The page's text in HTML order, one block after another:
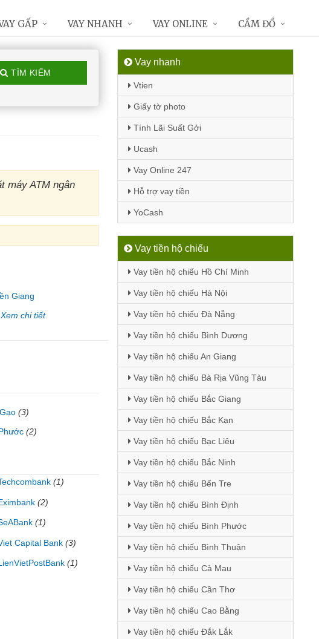
TÌM KIẾM
máy ATM ngân
Giang
Xem chi tiết
(3)
(2)
(1)
(2)
(1)
Capital Bank (3)
(1)
Vay nhanh
Vtien
Giấy tờ photo
Tính Lãi Suất Gởi
Ucash
Vay Online 247
Hỗ trợ vay tiền
YoCash
Vay tiền hộ chiếu
Vay tiền hộ chiếu Hồ Chí Minh
Vay tiền hộ chiếu Hà Nội
Vay tiền hộ chiếu Đà Nẵng
Vay tiền hộ chiếu Bình Dương
Vay tiền hộ chiếu An Giang
Vay tiền hộ chiếu Bà Rịa Vũng Tàu
Vay tiền hộ chiếu Bắc Giang
Vay tiền hộ chiếu Bắc Kạn
Vay tiền hộ chiếu Bạc Liêu
Vay tiền hộ chiếu Bắc Ninh
Vay tiền hộ chiếu Bến Tre
Vay tiền hộ chiếu Bình Định
Vay tiền hộ chiếu Bình Phước
Vay tiền hộ chiếu Bình Thuận
Vay tiền hộ chiếu Cà Mau
Vay tiền hộ chiếu Cần Thơ
Vay tiền hộ chiếu Cao Bằng
Vay tiền hộ chiếu Đắk Lắk
GẤP VAY NHANH VAY ONLINE CẦM ĐỒ